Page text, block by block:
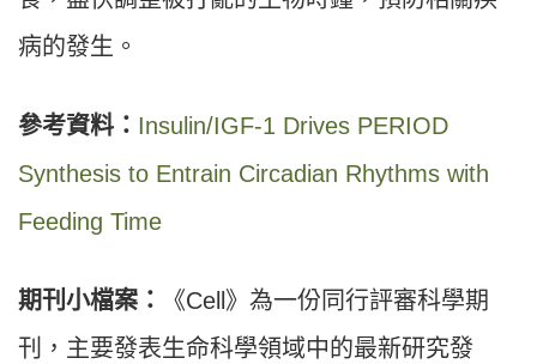
病的發生。
參考資料： Insulin/IGF-1 Drives PERIOD
Synthesis to Entrain Circadian Rhythms with
Feeding Time
期刊小檔案：
《Cell》為一份同行評審科學期
刊，主要發表生命科學領域中的最新研究發